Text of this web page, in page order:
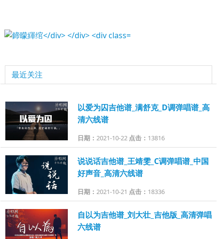
最近关注
以爱为囚吉他谱_满舒克_D调弹唱谱_高
清六线谱
日期： 2021-10-22 点击： 13816
说说话吉他谱_王靖雯_C调弹唱谱_中国
好声音_高清六线谱
日期： 2021-10-21 点击： 18336
自以为吉他谱_刘大壮_吉他版_高清弹唱
六线谱